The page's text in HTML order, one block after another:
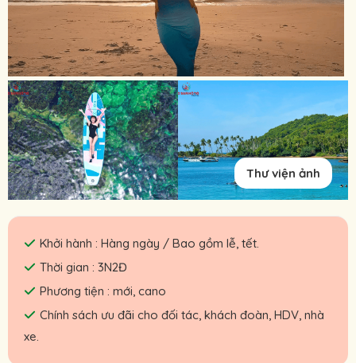
Thư viện ảnh
Khởi hành : Hàng ngày / Bao gồm lễ, tết.
Thời gian : 3N2Đ
Phương tiện : mới, cano
Chính sách ưu đãi cho đối tác, khách đoàn, HDV, nhà
xe.